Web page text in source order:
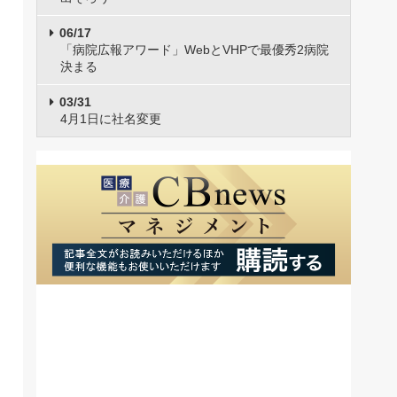
06/17
「病院広報アワード」WebとVHPで最優秀2病院
決まる
03/31
4月1日に社名変更